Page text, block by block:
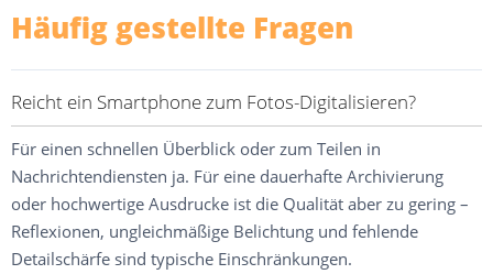
Häufig gestellte Fragen
Reicht ein Smartphone zum Fotos-Digitalisieren?
Für einen schnellen Überblick oder zum Teilen in
Nachrichtendiensten ja. Für eine dauerhafte Archivierung
oder hochwertige Ausdrucke ist die Qualität aber zu gering –
Reflexionen, ungleichmäßige Belichtung und fehlende
Detailschärfe sind typische Einschränkungen.